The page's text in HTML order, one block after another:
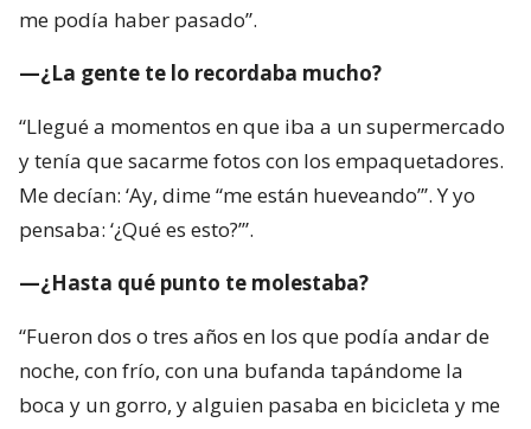
Me decían: ‘Ay, dime “me están hueveando”’. Y yo
pensaba: ‘¿Qué es esto?’”.
“Fueron dos o tres años en los que podía andar de
noche, con frío, con una bufanda tapándome la
boca y un gorro, y alguien pasaba en bicicleta y me
gritaba: ‘¡Me están hueveando!’. Sentía que era
bullying”.
—¿Cómo reaccionabas cuando te lo decían en un